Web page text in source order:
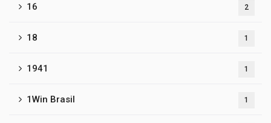
16 2
18 1
1941 1
1Win Brasil 1